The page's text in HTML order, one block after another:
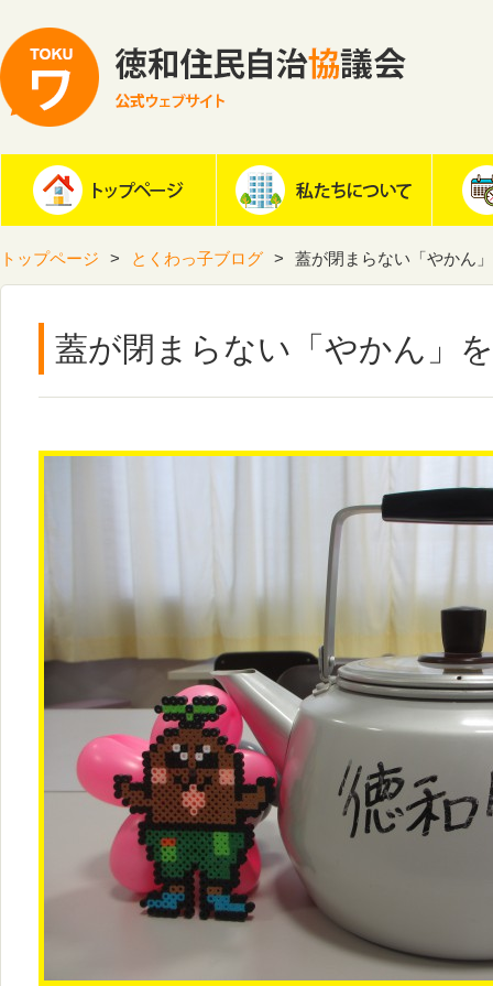
トップページ とくわっ子ブログ 蓋が閉まらない「やかん
蓋が閉まらない「やかん」